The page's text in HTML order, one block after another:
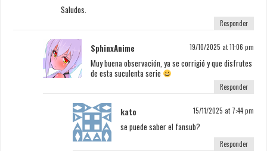
Saludos.
Responder
SphinxAnime 19/10/2025 at 11:06 pm
Muy buena observación, ya se corrigió y que disfrutes
de esta suculenta serie
Responder
kato 15/11/2025 at 7:44 pm
se puede saber el fansub?
Responder